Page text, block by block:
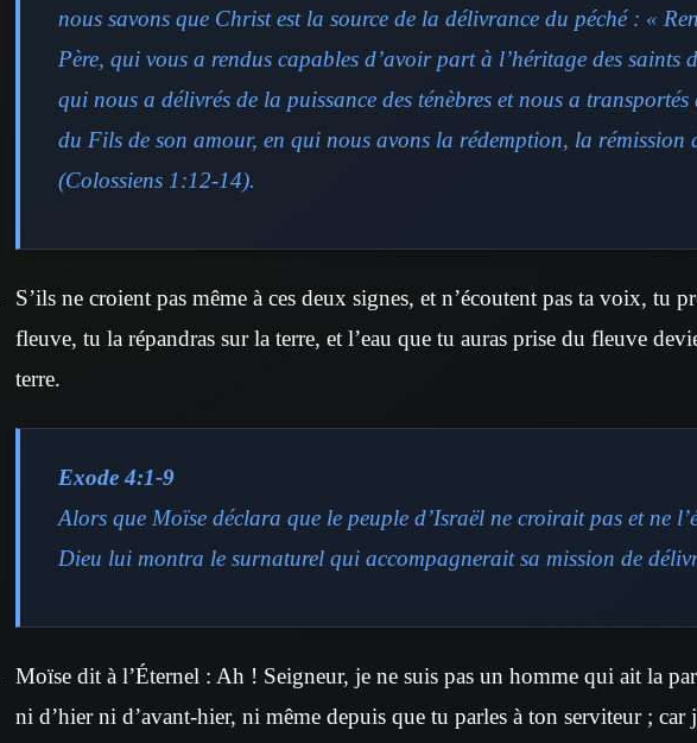
nous savons que Christ est la source de la délivrance du péché : «
Père, qui vous a rendus capables d’avoir part à l’héritage des saints
qui nous a délivrés de la puissance des ténèbres et nous a
du Fils de son amour, en qui nous avons la rédemption, la rémission
(Colossiens 1:12-14).
S’ils ne croient pas même à ces deux signes, et n’écoutent pas ta voix, tu
fleuve, tu la répandras sur la terre, et l’eau que tu auras prise du fleuve
terre.
Exode 4:1-9
Alors que Moïse déclara que le peuple d’Israël ne croirait pas et ne
Dieu lui montra le surnaturel qui accompagnerait sa mission de
Moïse dit à l’Éternel : Ah ! Seigneur, je ne suis pas un homme qui ait la
ni d’hier ni d’avant-hier, ni même depuis que tu parles à ton serviteur ; car